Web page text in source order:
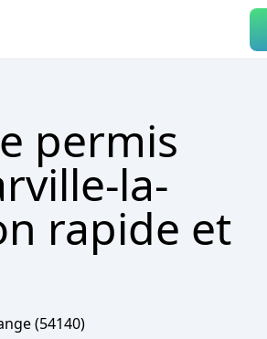
permis
la-
rapide et
(54140)